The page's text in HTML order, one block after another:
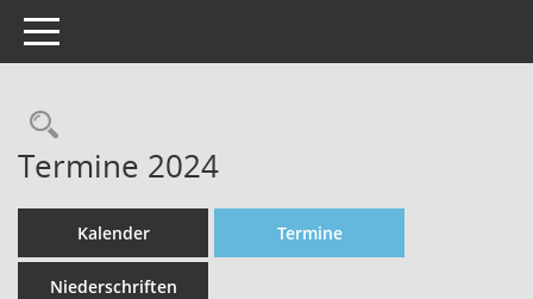
Toggle navigation
Rechercheauswahl
Termine 2024
Kalender Termine
Niederschriften